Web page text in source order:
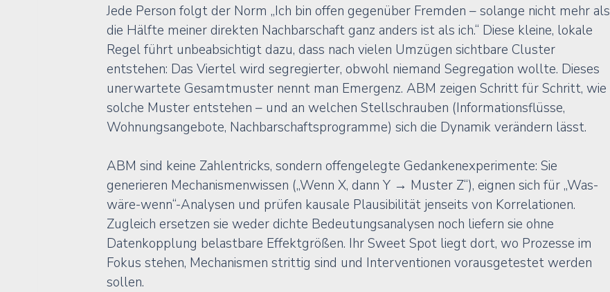
Jede Person folgt der Norm „Ich bin offen gegenüber Fremden – solange nicht mehr als
die Hälfte meiner direkten Nachbarschaft ganz anders ist als ich.“ Diese kleine, lokale
Regel führt unbeabsichtigt dazu, dass nach vielen Umzügen sichtbare Cluster
entstehen: Das Viertel wird segregierter, obwohl niemand Segregation wollte. Dieses
unerwartete Gesamtmuster nennt man Emergenz. ABM zeigen Schritt für Schritt, wie
solche Muster entstehen – und an welchen Stellschrauben (Informationsflüsse,
Wohnungsangebote, Nachbarschaftsprogramme) sich die Dynamik verändern lässt.
ABM sind keine Zahlentricks, sondern offengelegte Gedankenexperimente: Sie
generieren Mechanismenwissen („Wenn X, dann Y → Muster Z“), eignen sich für „Was-
wäre-wenn“-Analysen und prüfen kausale Plausibilität jenseits von Korrelationen.
Zugleich ersetzen sie weder dichte Bedeutungsanalysen noch liefern sie ohne
Datenkopplung belastbare Effektgrößen. Ihr Sweet Spot liegt dort, wo Prozesse im
Fokus stehen, Mechanismen strittig sind und Interventionen vorausgetestet werden
sollen.